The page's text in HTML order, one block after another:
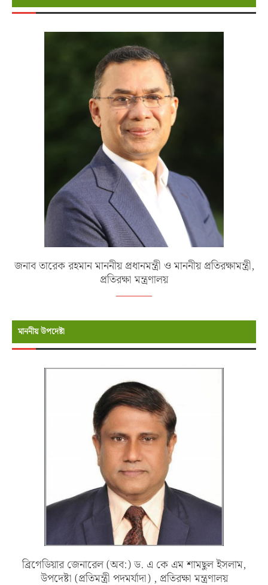
জনাব তারেক রহমান মাননীয় প্রধানমন্ত্রী ও মাননীয় প্রতিরক্ষামন্ত্রী,
প্রতিরক্ষা মন্ত্রণালয়
মাননীয় উপদেষ্টা
ব্রিগেডিয়ার জেনারেল (অব:) ড. এ কে এম শামছুল ইসলাম,
উপদেষ্টা (প্রতিমন্ত্রী পদমর্যাদা) , প্রতিরক্ষা মন্ত্রণালয়